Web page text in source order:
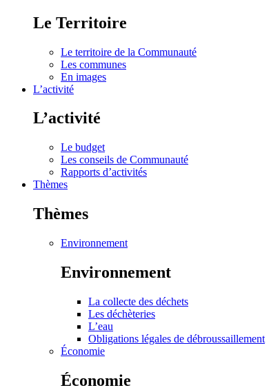
Le Territoire
Le territoire de la Communauté
Les communes
En images
L’activité
L’activité
Le budget
Les conseils de Communauté
Rapports d’activités
Thèmes
Thèmes
Environnement
Environnement
La collecte des déchets
Les déchèteries
L’eau
Obligations légales de débroussaillement
Économie
Économie